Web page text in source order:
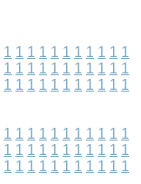
1 1 1 1 1 1 1 1 1 1 1
1 1 1 1 1 1 1 1 1 1 1
1 1 1 1 1 1 1 1 1 1 1
1 1 1 1 1 1 1 1 1 1 1
1 1 1 1 1 1 1 1 1 1 1
1 1 1 1 1 1 1 1 1 1 1